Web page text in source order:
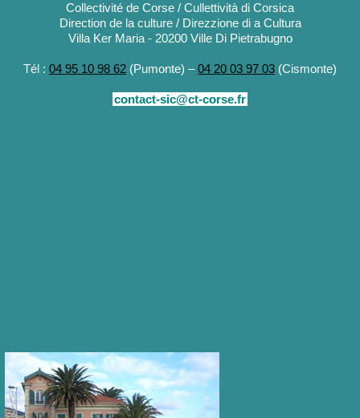
Collectivité de Corse / Cullettività di Corsica
Direction de la culture / Direzzione di a Cultura
Villa Ker Maria - 20200 Ville Di Pietrabugno
Tél : 04 95 10 98 62 (Pumonte) –04 20 03 97 03 (Cismonte)
contact-sic@ct-corse.fr